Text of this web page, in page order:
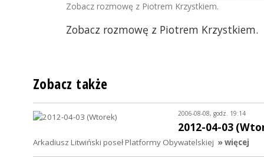
Zobacz rozmowę z Piotrem Krzystkiem.
Zobacz rozmowę z Piotrem Krzystkiem.
Zobacz także
2006-08-08, godz. 19:14
2012-04-03
Arkadiusz Litwiński poseł Platformy Obywatelskiej » więcej